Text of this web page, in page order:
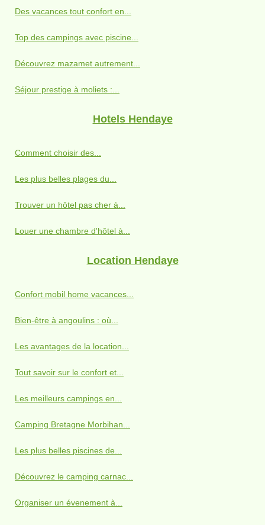
Des vacances tout confort en...
Top des campings avec piscine...
Découvrez mazamet autrement...
Séjour prestige à moliets :...
Hotels Hendaye
Comment choisir des...
Les plus belles plages du...
Trouver un hôtel pas cher à...
Louer une chambre d'hôtel à...
Location Hendaye
Confort mobil home vacances...
Bien-être à angoulins : où...
Les avantages de la location...
Tout savoir sur le confort et...
Les meilleurs campings en...
Camping Bretagne Morbihan...
Les plus belles piscines de...
Découvrez le camping carnac...
Organiser un évenement à...